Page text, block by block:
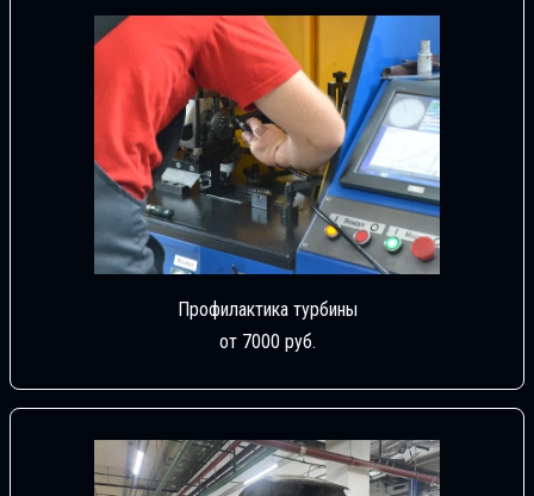
Профилактика турбины
от 7000 руб.